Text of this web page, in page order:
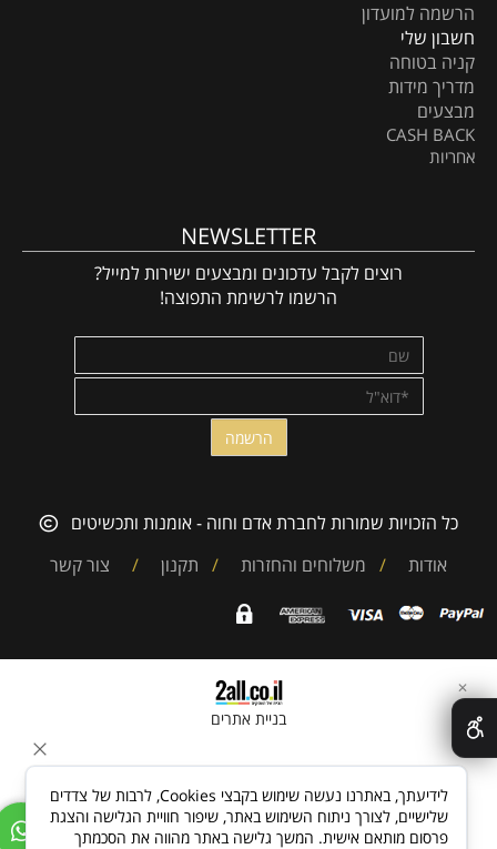
הרשמה למועדון
חשבון שלי
קניה בטוחה
מדריך מידות
מבצעים
CASH BACK
אחריות
NEWSLETTER
רוצים לקבל עדכונים ומבצעים ישירות למייל?
הרשמו לרשימת התפוצה!
כל הזכויות שמורות לחברת אדם וחוה - אומנות ותכשיטים
אודות
/ משלוחים והחזרות / תקנון / צור קשר
בניית אתרים
✕
לידיעתך, באתרנו נעשה שימוש בקבצי Cookies, לרבות של צדדים
שלישיים, לצורך ניתוח השימוש באתר, שיפור חוויית הגלישה והצגת
פרסום מותאם אישית. המשך גלישה באתר מהווה את הסכמתך